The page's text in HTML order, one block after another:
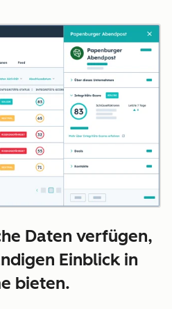
Daten verfügen,
Einblick in
bieten.